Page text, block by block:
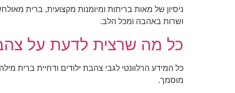
ניסיון של מאות בריתות ומיומנות מקצועית, ברית
ושרות באהבה ומכל הלב.
כל מה שרצית לדעת על
כל המידע הרלוונטי לגבי צהבת ילודים ודחיית
מוסמך.